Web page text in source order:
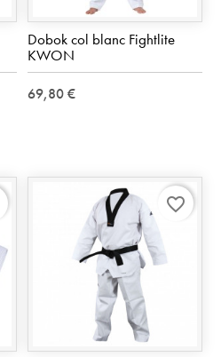
Dobok col blanc Fightlite
KWON
69,80 €
favorite_border